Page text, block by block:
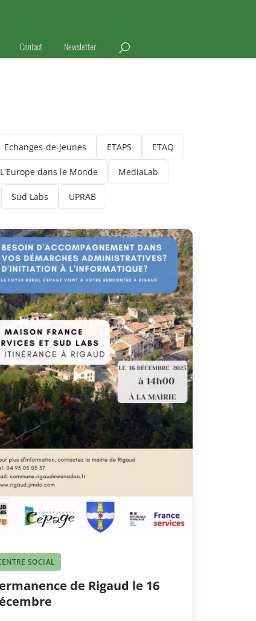
Contact Newsletter
Echanges-de-jeunes ETAPS ETAQ
L'Europe dans le Monde MediaLab
Sud Labs UPRAB
SOCIAL
de Rigaud le 16